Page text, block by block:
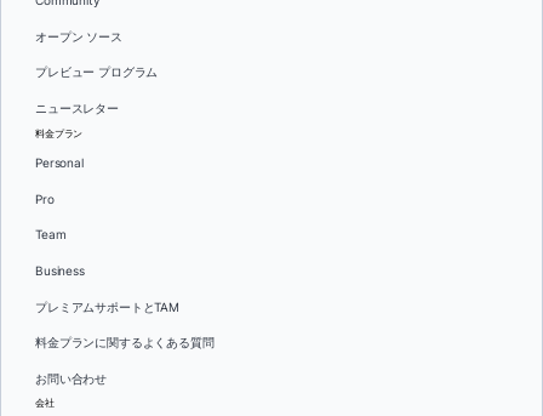
オープン ソース
プレビュー プログラム
ニュースレター
料金プラン
Personal
Pro
Team
Business
プレミアムサポートとTAM
料金プランに関するよくある質問
お問い合わせ
会社